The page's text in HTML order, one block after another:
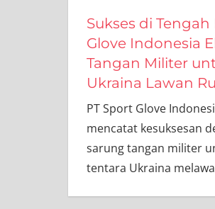
Sukses di Tengah
Glove Indonesia
Tangan Militer
Ukraina Lawan
PT Sport Glove
mencatat kesuksesan
sarung tangan militer
tentara Ukraina